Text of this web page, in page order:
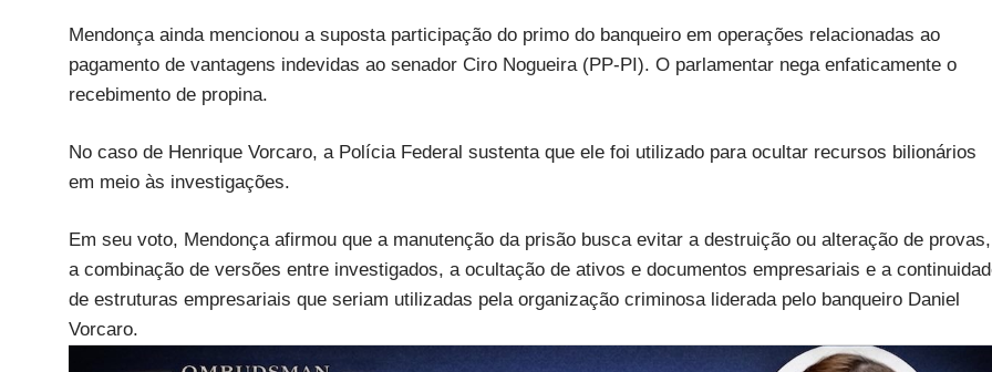
Mendonça ainda mencionou a suposta participação do primo do banqueiro em operações relacionadas ao
pagamento de vantagens indevidas ao senador Ciro Nogueira (PP-PI). O parlamentar nega enfaticamente o
recebimento de propina.
No caso de Henrique Vorcaro, a Polícia Federal sustenta que ele foi utilizado para ocultar recursos bilionários
em meio às investigações.
Em seu voto, Mendonça afirmou que a manutenção da prisão busca evitar a destruição ou alteração de provas,
a combinação de versões entre investigados, a ocultação de ativos e documentos empresariais e a
de estruturas empresariais que seriam utilizadas pela organização criminosa liderada pelo banqueiro Daniel
Vorcaro.